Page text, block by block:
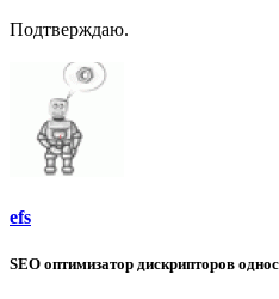
Подтверждаю.
efs
SEO оптимизатор дискрипторов